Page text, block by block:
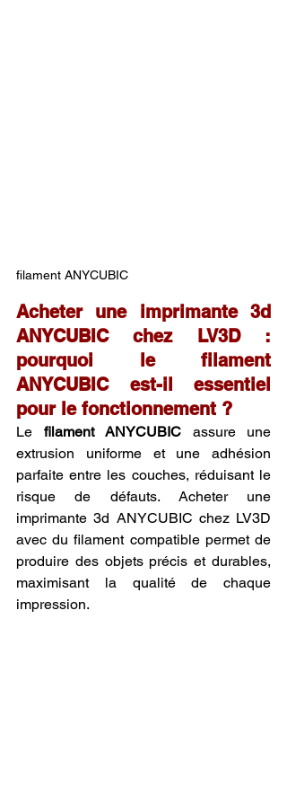
filament ANYCUBIC
Acheter une imprimante 3d
ANYCUBIC chez LV3D :
pourquoi le filament
ANYCUBIC est-il essentiel
pour le fonctionnement ?
Le filament ANYCUBIC assure une
extrusion uniforme et une adhésion
parfaite entre les couches, réduisant le
risque de défauts. Acheter une
imprimante 3d ANYCUBIC chez LV3D
avec du filament compatible permet de
produire des objets précis et durables,
maximisant la qualité de chaque
impression.